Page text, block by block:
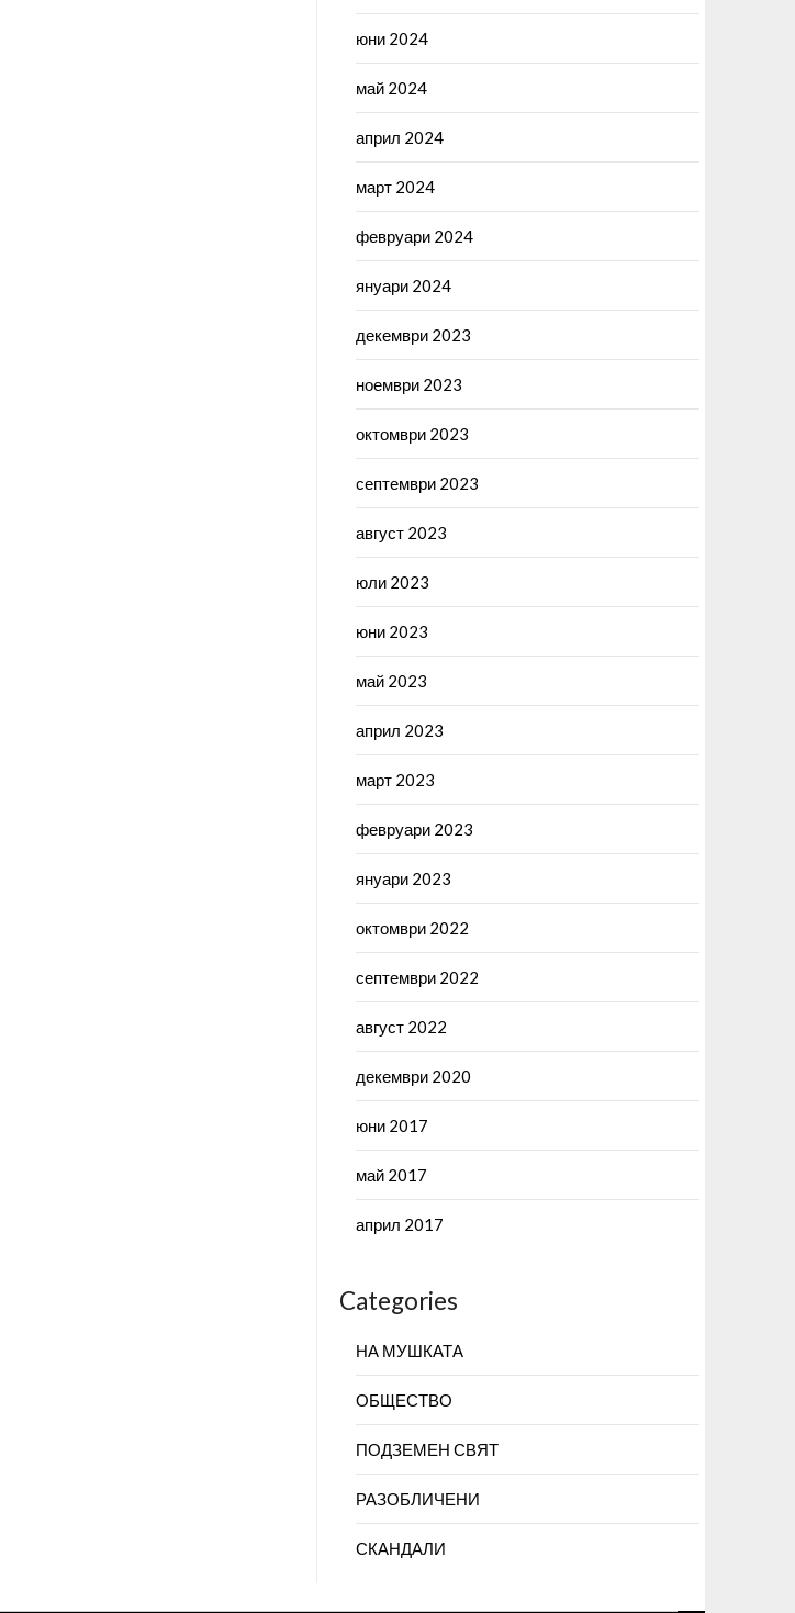
юни 2024
май 2024
април 2024
март 2024
февруари 2024
януари 2024
декември 2023
ноември 2023
октомври 2023
септември 2023
август 2023
юли 2023
юни 2023
май 2023
април 2023
март 2023
февруари 2023
януари 2023
октомври 2022
септември 2022
август 2022
декември 2020
юни 2017
май 2017
април 2017
Categories
НА МУШКАТА
ОБЩЕСТВО
ПОДЗЕМЕН СВЯТ
РАЗОБЛИЧЕНИ
СКАНДАЛИ